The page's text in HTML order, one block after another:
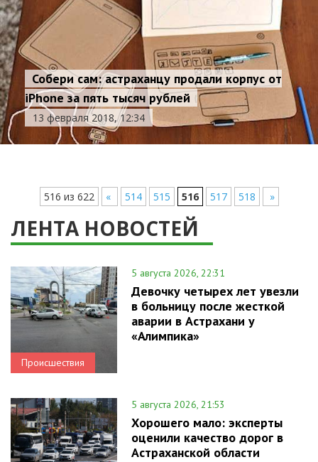
Собери сам: астраханцу продали корпус от
iPhone за пять тысяч рублей
13 февраля 2018, 12:34
516 из 622 « 514 515 516 517 518 »
ЛЕНТА НОВОСТЕЙ
Происшествия
5 августа 2026, 22:31
Девочку четырех лет увезли
в больницу после жесткой
аварии в Астрахани у
«Алимпика»
5 августа 2026, 21:53
Хорошего мало: эксперты
оценили качество дорог в
Астраханской области